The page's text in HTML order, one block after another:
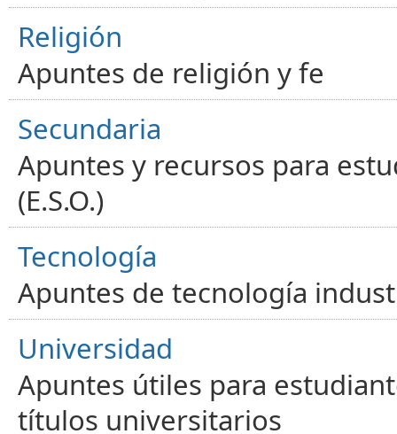
Religión
Apuntes de religión y fe
Secundaria
Apuntes y recursos para
(E.S.O.)
Tecnología
Apuntes de tecnología
Universidad
Apuntes útiles para
títulos universitarios